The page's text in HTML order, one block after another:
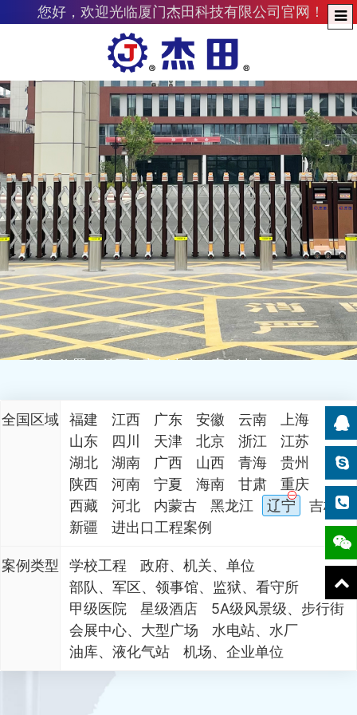
您好，欢迎光临厦门杰田科技有限公司官网！
所在位置：首页 案例中心 案例中心
全国区域 福建 江西 广东 安徽 云南
上海
山东
四川 天津 北京 浙江
江苏
湖北
湖南 广西 山西 青海
贵州
陕西
河南 宁夏 海南 甘肃
重庆
西藏
河北 内蒙古 黑龙江 辽宁
吉林
新疆
进出口工程案例
案例类型 学校工程
政府、机关、单位
部队、军区、领事馆、监狱、看守所
甲级医院
星级酒店
5A级风景级、步行街
会展中心、大型广场
水电站、水厂
油库、液化气站
机场、企业单位